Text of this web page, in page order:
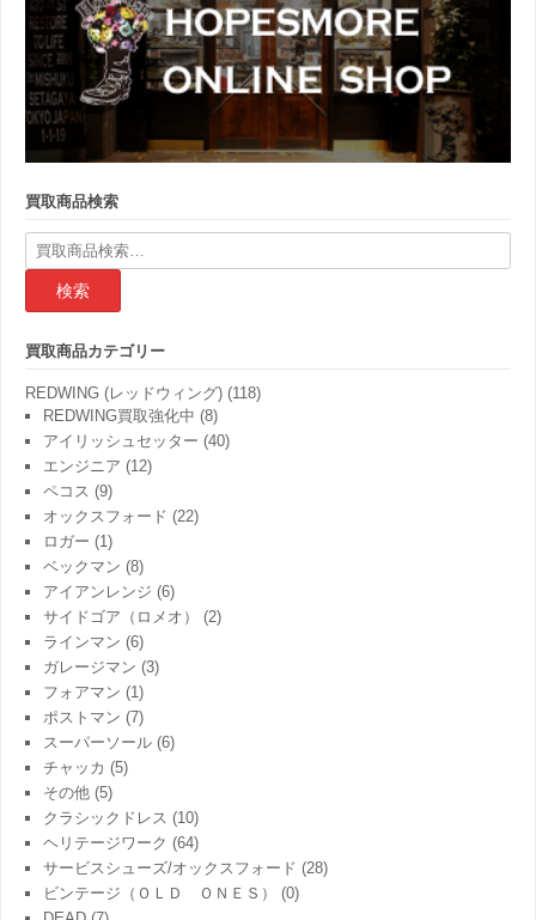
買取商品検索
検
索
果:
買取商品カテゴリー
REDWING (レッドウィング) (118)
REDWING買取強化中 (8)
アイリッシュセッター (40)
エンジニア (12)
ペコス (9)
オックスフォード (22)
ロガー (1)
ベックマン (8)
アイアンレンジ (6)
サイドゴア（ロメオ）
(2)
ラインマン (6)
ガレージマン (3)
フォアマン (1)
ポストマン (7)
スーパーソール (6)
チャッカ (5)
その他 (5)
クラシックドレス (10)
ヘリテージワーク (64)
サービスシューズ/オックスフォード (28)
ビンテージ（ＯＬＤ ＯＮＥＳ）
(0)